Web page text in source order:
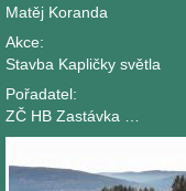
Matěj Koranda
Akce:
Stavba Kapličky světla
Pořadatel:
ZČ HB Zastávka Jesenicko